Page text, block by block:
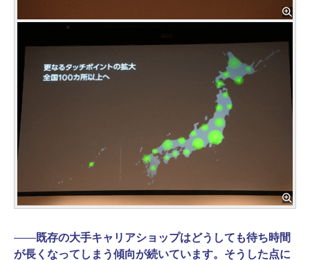
――既存の大手キャリアショップはどうしても待ち時間
が長くなってしまう傾向が続いています。そうした点に